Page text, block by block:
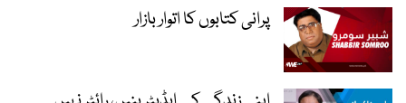
پرانی کتابوں کا اتوار بازار